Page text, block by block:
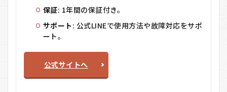
保証: 1年間の保証付き。
サポート: 公式LINEで使用方法や故障対応をサポ
ート。
公式サイトへ